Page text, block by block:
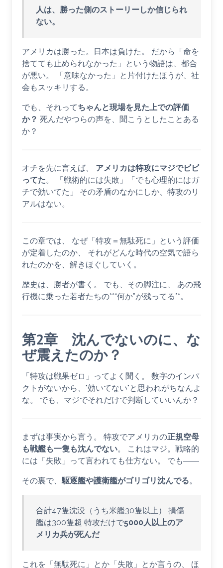
人は、勝った側のストーリーしか信じられ
ない。
アメリカは勝った。日本は負けた。 だから「命を
捨てても止められなかった」という物語は、都合
が悪い。 「意味なかった」と片付けたほうが、社
会もスッキリする。
でも、それってちゃんと現場を見た上での評価
か？ 死んだやつらの声を、聞こうとしたことある
か？
オチを先に言えば、 アメリカは特攻にマジでビビ
ってた。 「戦術的には失敗」「でも心理的にはガ
チで効いてた」 その矛盾のなかにしか、特攻のリ
アルはない。
この章では、 なぜ「特攻＝無駄死に」という評価
が定着したのか、 それがどんな時代の空気で語ら
れたのかを、解きほぐしていく。
歴史は、勝者が書く。 でも、その脚注に、 あの飛
行機に乗った若者たちの**“何か”が残ってる**。
第2章 沈んでないのに、な
ぜ震えたのか？
「特攻は戦果ゼロ」ってよく聞く。 数字のインパ
クトがないから、"効いてない"と思われがちなんよ
な。 でも、マジでそれだけで判断していいんか？
まずは事実から言う。 特攻でアメリカの正規空母
も戦艦も一隻も沈んでない。 これはマジ。戦略的
には「失敗」って言われても仕方ない。 でも――
その裏で、駆逐艦や護衛艦がゴリゴリ沈んでる。
合計47隻沈没（うち米艦30隻以上） 損傷
艦は300隻超 特攻だけで5000人以上のア
メリカ兵が死んだ
これを「無駄死に」とか「失敗」とか言うの、 ほ